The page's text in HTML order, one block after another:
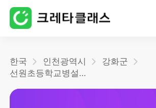
블로그
한국 인천광역시
강화군
선원초등학교병설유치원